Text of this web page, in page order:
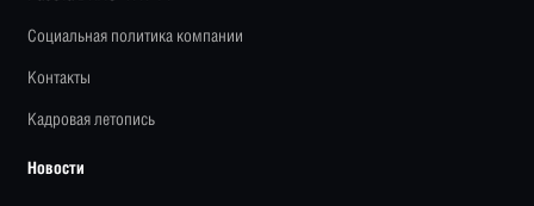
Социальная политика компании
Контакты
Кадровая летопись
Новости